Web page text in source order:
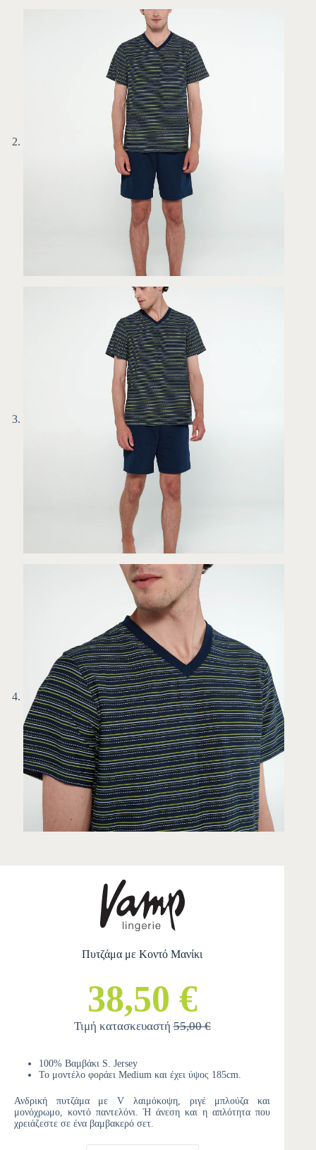
Πυτζάμα με Κοντό Μανίκι
38,50 €
Τιμή κατασκευαστή55,00 €
100% Βαμβάκι S. Jersey
Το μοντέλο φοράει Medium και έχει ύψος 185cm.
Ανδρική πυτζάμα με V λαιμόκοψη, ριγέ μπλούζα και
μονόχρωμο, κοντό παντελόνι. Ή άνεση και η απλότητα που
χρειάζεστε σε ένα βαμβακερό σετ.